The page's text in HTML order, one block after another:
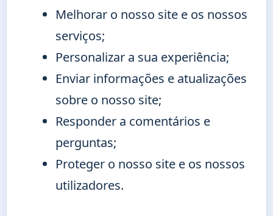
Melhorar o nosso site e os nossos
serviços;
Personalizar a sua experiência;
Enviar informações e atualizações
sobre o nosso site;
Responder a comentários e
perguntas;
Proteger o nosso site e os nossos
utilizadores.